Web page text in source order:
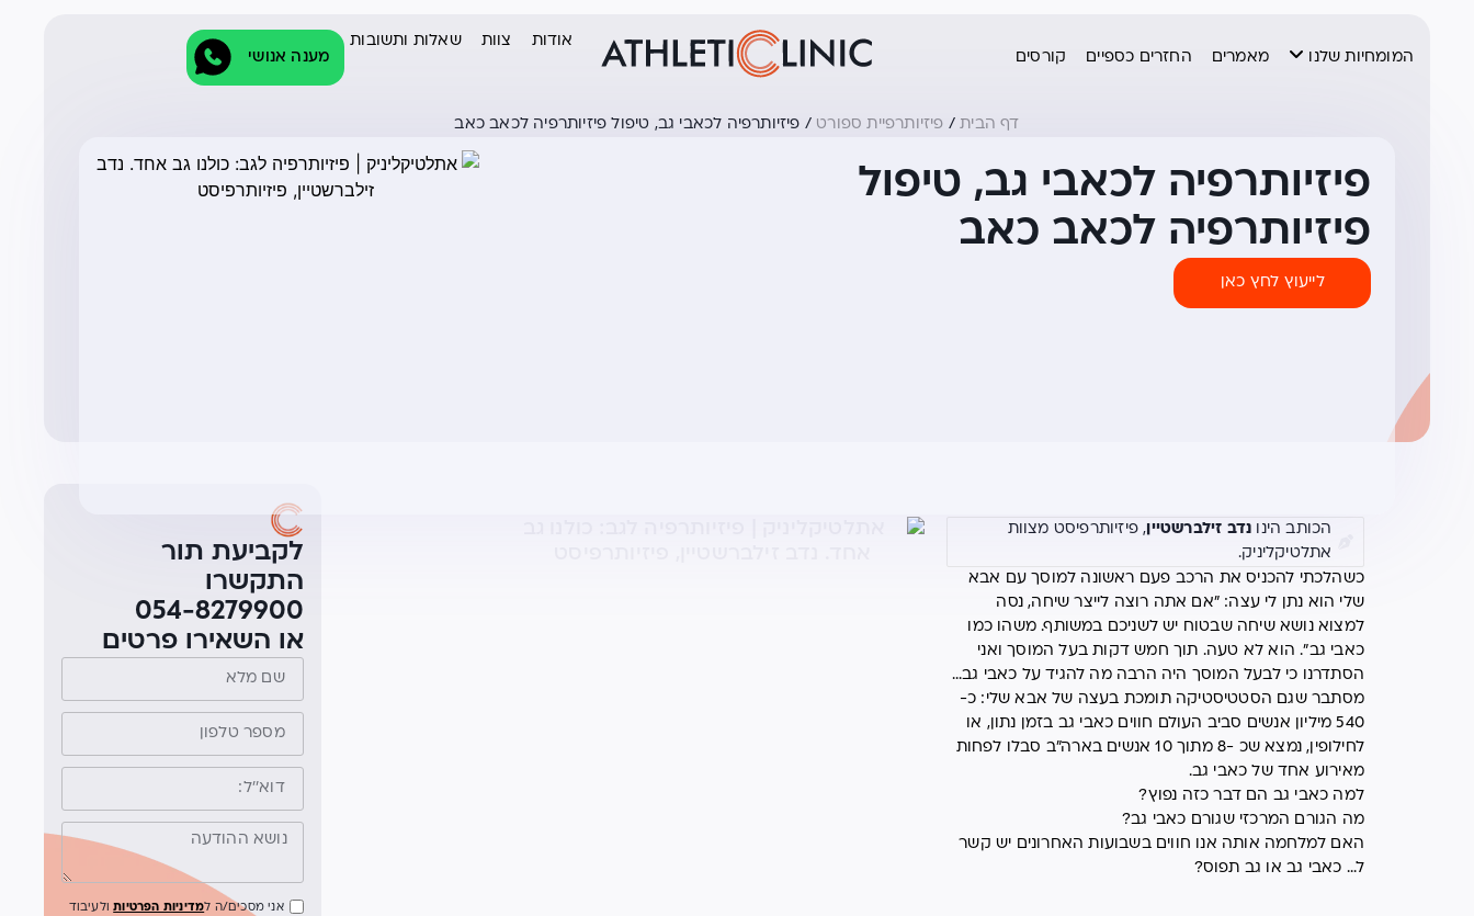
המומחיות שלנו מאמרים החזרים כספיים קורסים
אודות צוות
שאלות ותשובות
מענה אנושי
דף הבית/ פיזיותרפיית ספורט / פיזיותרפיה לכאבי גב, טיפול פיזיותרפיה לכאב כאב
פיזיותרפיה לכאבי גב, טיפול
פיזיותרפיה לכאב כאב
לייעוץ לחץ כאן
הכותב הינו נדב זילברשטיין , פיזיותרפיסט מצוות
אתלטיקליניק.
כשהלכתי להכניס את הרכב פעם ראשונה למוסך עם אבא
שלי הוא נתן לי עצה: "אם אתה רוצה לייצר שיחה, נסה
למצוא נושא שיחה שבטוח יש לשניכם במשותף. משהו כמו
כאבי גב". הוא לא טעה. תוך חמש דקות בעל המוסך ואני
הסתדרנו כי לבעל המוסך היה הרבה מה להגיד על כאבי גב…
מסתבר שגם הסטטיסטיקה תומכת בעצה של אבא שלי: כ-
540 מיליון אנשים סביב העולם חווים כאבי גב בזמן נתון, או
לחילופין, נמצא שכ -8 מתוך 10 אנשים בארה"ב סבלו לפחות
מאירוע אחד של כאבי גב.
למה כאבי גב הם דבר כזה נפוץ?
מה הגורם המרכזי שגורם כאבי גב?
האם למלחמה אותה אנו חווים בשבועות האחרונים יש קשר
ל… כאבי גב או גב תפוס?
לקביעת תור
התקשרו
054-8279900
או השאירו פרטים
אני מסכים/ה למדיניות הפרטיותולעיבוד